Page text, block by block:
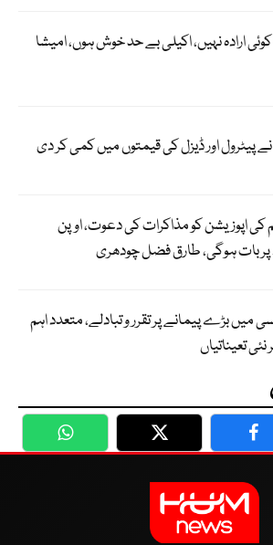
ارادہ نہیں، اکیلی بے حد خوش ہوں، امیشا
پیٹرول اور ڈیزل کی قیمتوں میں کمی کر دی
کی اپوزیشن کو مذاکرات کی دعوت، اوپن
بات ہوگی، طارق فضل چودھری
میں بڑے پیمانے پر تقرر و تبادلے، متعدد اہم
تعیناتیاں
WhatsApp Twitter